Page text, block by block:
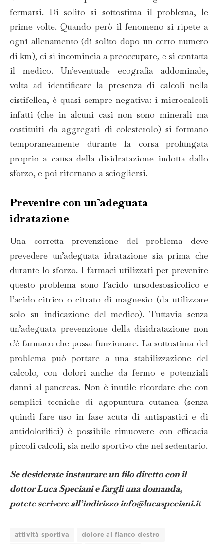
fermarsi. Di solito si sottostima il problema, le
prime volte. Quando però il fenomeno si ripete a
ogni allenamento (di solito dopo un certo numero
di km), ci si incomincia a preoccupare, e si contatta
il medico. Un’eventuale ecografia addominale,
volta ad identificare la presenza di calcoli nella
cistifellea, è quasi sempre negativa: i microcalcoli
infatti (che in alcuni casi non sono minerali ma
costituiti da aggregati di colesterolo) si formano
temporaneamente durante la corsa prolungata
proprio a causa della disidratazione indotta dallo
sforzo, e poi ritornano a sciogliersi.
Prevenire con un’adeguata
idratazione
Una corretta prevenzione del problema deve
prevedere un’adeguata idratazione sia prima che
durante lo sforzo. I farmaci utilizzati per prevenire
questo problema sono l’acido ursodesossicolico e
l’acido citrico o citrato di magnesio (da utilizzare
solo su indicazione del medico). Tuttavia senza
un’adeguata prevenzione della disidratazione non
c’è farmaco che possa funzionare. La sottostima del
problema può portare a una stabilizzazione del
calcolo, con dolori anche da fermo e potenziali
danni al pancreas. Non è inutile ricordare che con
semplici tecniche di agopuntura cutanea (senza
quindi fare uso in fase acuta di antispastici e di
antidolorifici) è possibile rimuovere con efficacia
piccoli calcoli, sia nello sportivo che nel sedentario.
Se desiderate instaurare un filo diretto con il
dottor Luca Speciani e fargli una domanda,
potete scrivere all’indirizzo info@lucaspeciani.it
attività sportiva dolore al fianco destro